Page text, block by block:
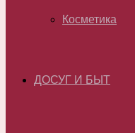
Косметика
ДОСУГ И БЫТ